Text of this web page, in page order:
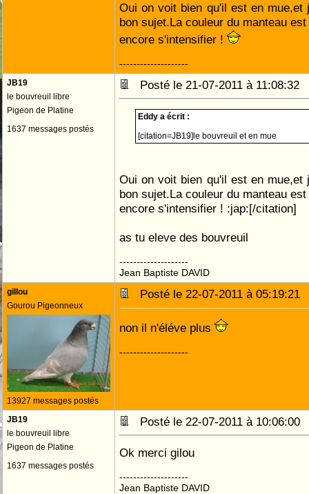
Oui on voit bien qu'il est en mue,et
bon sujet.La couleur du manteau
encore s'intensifier !
--------------------
JB19
le bouvreuil libre
Pigeon de Platine
1637 messages postés
Posté le 21-07-2011 à 11:08:32
Eddy a écrit :
[citation=JB19]le bouvreuil et en mue
Oui on voit bien qu'il est en mue,et
bon sujet.La couleur du manteau
encore s'intensifier ! :jap:[/citation]
as tu eleve des bouvreuil
--------------------
Jean Baptiste DAVID
gillou
Gourou Pigeonneux
13927 messages postés
Posté le 22-07-2011 à
non il n'éléve plus
--------------------
JB19
le bouvreuil libre
Pigeon de Platine
1637 messages postés
Posté le 22-07-2011 à
Ok merci gilou
--------------------
Jean Baptiste DAVID